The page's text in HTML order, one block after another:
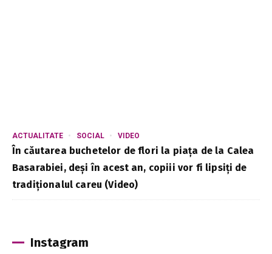
ACTUALITATE SOCIAL VIDEO
În căutarea buchetelor de flori la piața de la Calea
Basarabiei, deși în acest an, copiii vor fi lipsiți de
tradiționalul careu (Video)
Instagram